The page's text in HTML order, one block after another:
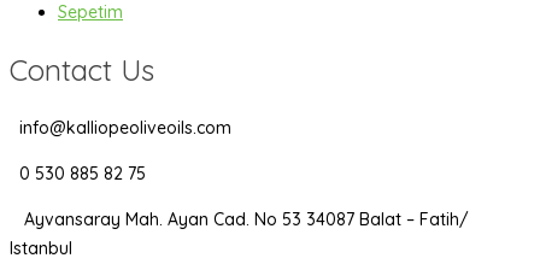
Sepetim
Contact Us
info@kalliopeoliveoils.com
0 530 885 82 75
Ayvansaray Mah. Ayan Cad. No 53 34087 Balat – Fatih/
Istanbul